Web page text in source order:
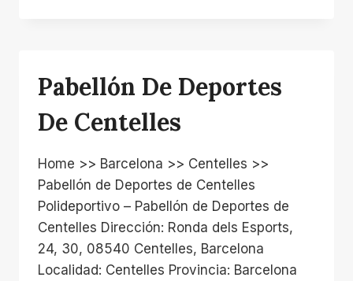
Pabellón De Deportes
De Centelles
Home >> Barcelona >> Centelles >>
Pabellón de Deportes de Centelles
Polideportivo – Pabellón de Deportes de
Centelles Dirección: Ronda dels Esports,
24, 30, 08540 Centelles, Barcelona
Localidad: Centelles Provincia: Barcelona